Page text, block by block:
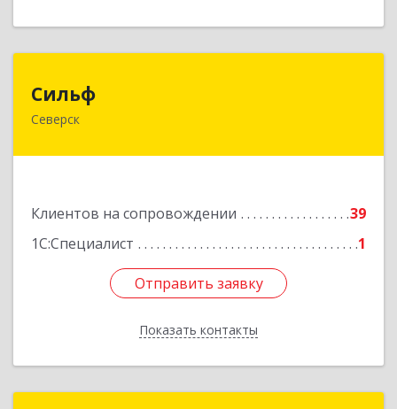
Сильф
Северск
Клиентов на сопровождении
39
1С:Специалист
1
Отправить заявку
Показать контакты
636000, Томская обл, Северск г, Спортивная ул,
Отправить заявку
Назад